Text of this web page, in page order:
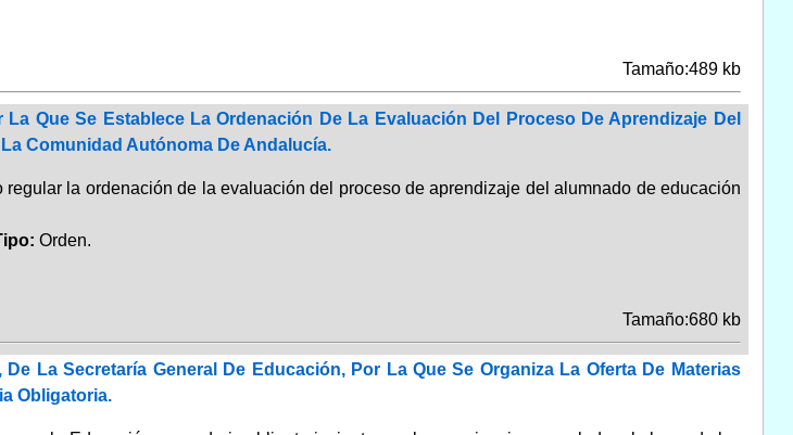
Tamaño:489 kb
Que Se Establece La Ordenación De La Evaluación Del Proceso De Aprendizaje Del
Comunidad Autónoma De Andalucía.
regular la ordenación de la evaluación del proceso de aprendizaje del alumnado de educación
Orden.
Tamaño:680 kb
La Secretaría General De Educación, Por La Que Se Organiza La Oferta De Materias
Obligatoria.